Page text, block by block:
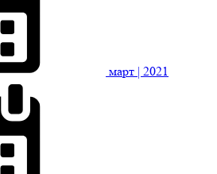
март | 2021